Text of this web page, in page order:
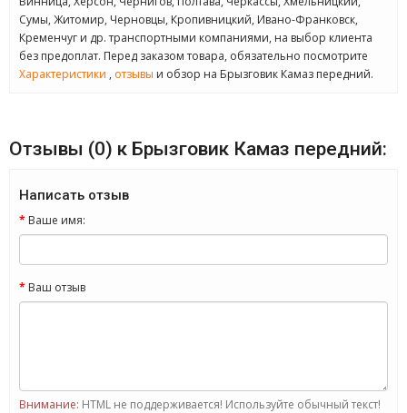
Сумы, Житомир, Черновцы, Кропивницкий, Ивано-Франковск,
Кременчуг и др. транспортными компаниями, на выбор клиента
без предоплат. Перед заказом товара, обязательно посмотрите
Характеристики , отзывы и обзор на Брызговик Камаз передний.
Отзывы (0) к Брызговик Камаз передний:
Написать отзыв
Ваше имя:
Ваш отзыв
Внимание: HTML не поддерживается! Используйте обычный текст!